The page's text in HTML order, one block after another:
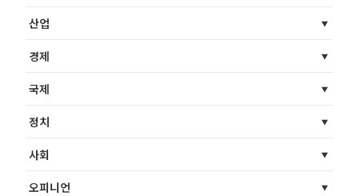
산업
경제
국제
정치
사회
오피니언